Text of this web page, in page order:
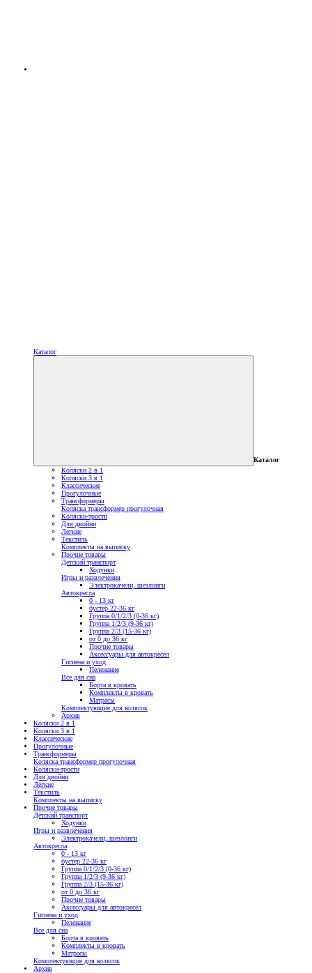
Каталог
Каталог
Коляски 2 в 1
Коляски 3 в 1
Классические
Прогулочные
Трансформеры
Коляска трансформер прогулочная
Коляски-трости
Для двойни
Легкие
Текстиль
Комплекты на выписку
Прочие товары
Детский транспорт
Ходунки
Игры и развлечения
Электрокачели, шезлонги
Автокресла
0 - 13 кг
бустер 22-36 кг
Группа 0/1/2/3 (0-36 кг)
Группа 1/2/3 (9-36 кг)
Группа 2/3 (15-36 кг)
от 0 до 36 кг
Прочие товары
Аксессуары для автокресел
Гигиена и уход
Пеленание
Все для сна
Борта в кровать
Комплекты в кровать
Матрасы
Комплектующие для колясок
Архив
Коляски 2 в 1
Коляски 3 в 1
Классические
Прогулочные
Трансформеры
Коляска трансформер прогулочная
Коляски-трости
Для двойни
Легкие
Текстиль
Комплекты на выписку
Прочие товары
Детский транспорт
Ходунки
Игры и развлечения
Электрокачели, шезлонги
Автокресла
0 - 13 кг
бустер 22-36 кг
Группа 0/1/2/3 (0-36 кг)
Группа 1/2/3 (9-36 кг)
Группа 2/3 (15-36 кг)
от 0 до 36 кг
Прочие товары
Аксессуары для автокресел
Гигиена и уход
Пеленание
Все для сна
Борта в кровать
Комплекты в кровать
Матрасы
Комплектующие для колясок
Архив